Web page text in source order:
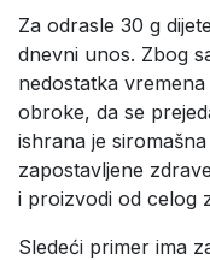
Za odrasle 30 g
dnevni unos. Zbog
nedostatka
obroke, da se
ishrana je
zapostavljene
i proizvodi od celog
Sledeći primer ima